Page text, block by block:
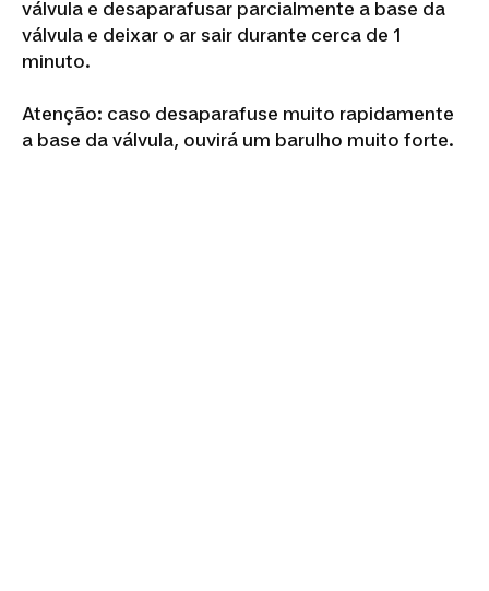
válvula e desaparafusar parcialmente a base da
válvula e deixar o ar sair durante cerca de 1
minuto.
Atenção: caso desaparafuse muito rapidamente
a base da válvula, ouvirá um barulho muito forte.